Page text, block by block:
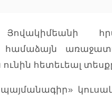
համաձայն
ունին հետեւեալ